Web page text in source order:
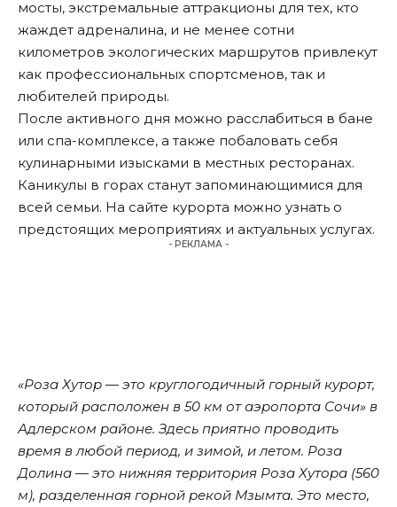
мосты, экстремальные аттракционы для тех, кто
жаждет адреналина, и не менее сотни
километров экологических маршрутов привлекут
как профессиональных спортсменов, так и
любителей природы.
После активного дня можно расслабиться в бане
или спа-комплексе, а также побаловать себя
кулинарными изысками в местных ресторанах.
Каникулы в горах станут запоминающимися для
всей семьи. На сайте курорта можно узнать о
предстоящих мероприятиях и актуальных услугах.
- РЕКЛАМА -
«Роза Хутор — это круглогодичный горный курорт,
который расположен в 50 км от аэропорта Сочи» в
Адлерском районе. Здесь приятно проводить
время в любой период, и зимой, и летом. Роза
Долина — это нижняя территория Роза Хутора (560
м), разделенная горной рекой Мзымта. Это место,